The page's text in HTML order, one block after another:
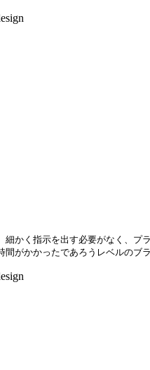
細かく指示を出す必要がなく、プ
間がかかったであろうレベルのブ